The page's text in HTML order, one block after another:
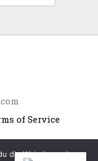
of Service
die Website weiter